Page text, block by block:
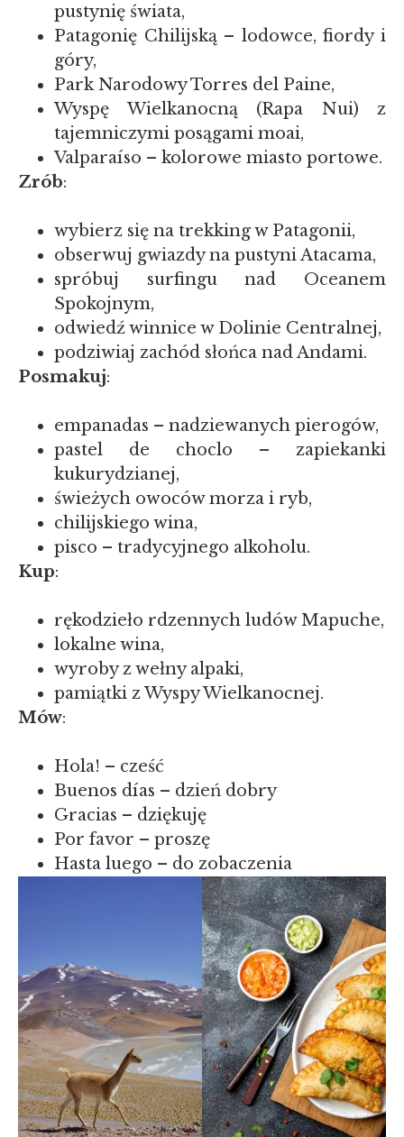
pustynię świata,
Patagonię Chilijską – lodowce, fiordy i
góry,
Park Narodowy Torres del Paine,
Wyspę Wielkanocną (Rapa Nui) z
tajemniczymi posągami moai,
Valparaíso – kolorowe miasto portowe.
Zrób:
wybierz się na trekking w Patagonii,
obserwuj gwiazdy na pustyni Atacama,
spróbuj surfingu nad Oceanem
Spokojnym,
odwiedź winnice w Dolinie Centralnej,
podziwiaj zachód słońca nad Andami.
Posmakuj:
empanadas – nadziewanych pierogów,
pastel de choclo – zapiekanki
kukurydzianej,
świeżych owoców morza i ryb,
chilijskiego wina,
pisco – tradycyjnego alkoholu.
Kup:
rękodzieło rdzennych ludów Mapuche,
lokalne wina,
wyroby z wełny alpaki,
pamiątki z Wyspy Wielkanocnej.
Mów:
Hola! – cześć
Buenos días – dzień dobry
Gracias – dziękuję
Por favor – proszę
Hasta luego – do zobaczenia